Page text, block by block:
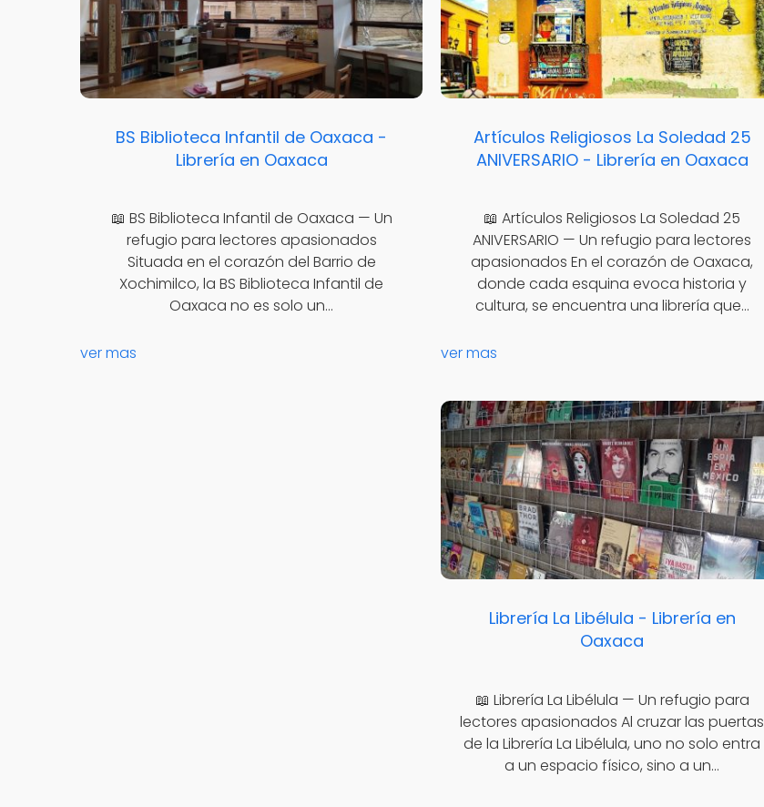
BS Biblioteca Infantil de Oaxaca -
Librería en Oaxaca
📖 BS Biblioteca Infantil de Oaxaca — Un
refugio para lectores apasionados
Situada en el corazón del Barrio de
Xochimilco, la BS Biblioteca Infantil de
Oaxaca no es solo un…
ver mas
Artículos Religiosos La Soledad 25
ANIVERSARIO - Librería en Oaxaca
📖 Artículos Religiosos La Soledad 25
ANIVERSARIO — Un refugio para lectores
apasionados En el corazón de Oaxaca,
donde cada esquina evoca historia y
cultura, se encuentra una librería que…
ver mas
Librería La Libélula - Librería en
Oaxaca
📖 Librería La Libélula — Un refugio para
lectores apasionados Al cruzar las puertas
de la Librería La Libélula, uno no solo entra
a un espacio físico, sino a un…